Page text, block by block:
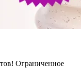
Ограниченное